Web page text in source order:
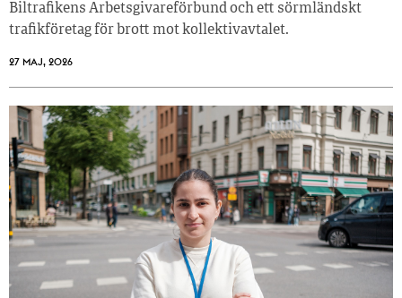
Biltrafikens Arbetsgivareförbund och ett sörmländskt
trafikföretag för brott mot kollektivavtalet.
27 MAJ, 2026